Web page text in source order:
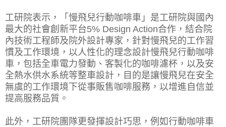
工研院表示，「慢飛兒行動咖啡車」是工研院與國內
最大的社會創新平台5% Design Action合作，結合院
內技術工程師及院外設計專家，針對慢飛兒的工作習
慣及工作環境，以人性化的理念設計慢飛兒行動咖啡
車，包括全車電力發動、客製化的咖啡濾杯，以及安
全熱水供水系統等整車設計，目的是讓慢飛兒在安全
無虞的工作環境下從事販售咖啡服務，以增進自信並
提高服務品質。
此外，工研院團隊更發揮設計巧思，例如行動咖啡車